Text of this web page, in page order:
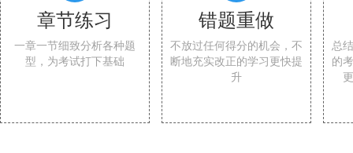
章节练习
一章一节细致分析各种题
型，为考试打下基础
错题重做
不放过任何得分的机会，不
断地充实改正的学习更快提
升
总
的